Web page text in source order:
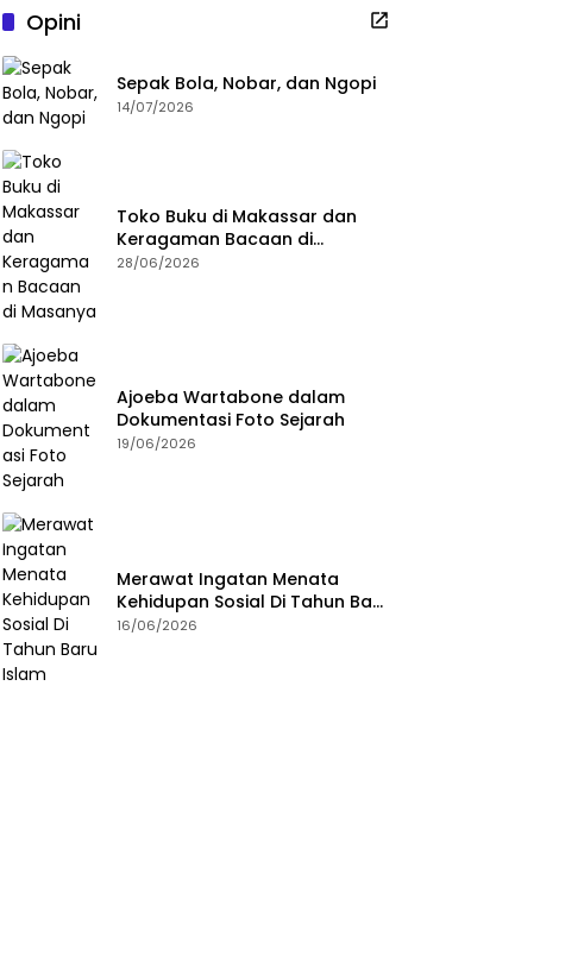
Opini
Sepak Bola, Nobar, dan Ngopi
14/07/2026
Toko Buku di Makassar dan
Keragaman Bacaan di
Masanya
28/06/2026
Ajoeba Wartabone dalam
Dokumentasi Foto Sejarah
19/06/2026
Merawat Ingatan Menata
Kehidupan Sosial Di Tahun Baru
Islam
16/06/2026